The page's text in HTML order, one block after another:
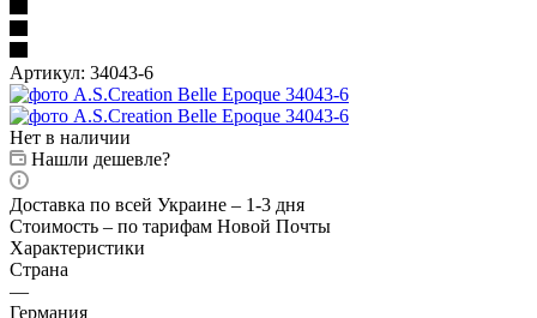
Артикул: 34043-6
Нет в наличии
Нашли дешевле?
Доставка по всей Украине – 1-3 дня
Стоимость – по тарифам Новой Почты
Характеристики
Страна
—
Германия